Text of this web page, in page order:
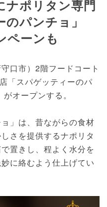
ナポリタン専門
のパンチョ」
ペーンも
口市）2階フードコート
「スパゲッティーのパ
オープンする。
」は、昔ながらの食材
さを提供するナポリタ
置きし、程よく水分を
に絡むよう仕上げてい